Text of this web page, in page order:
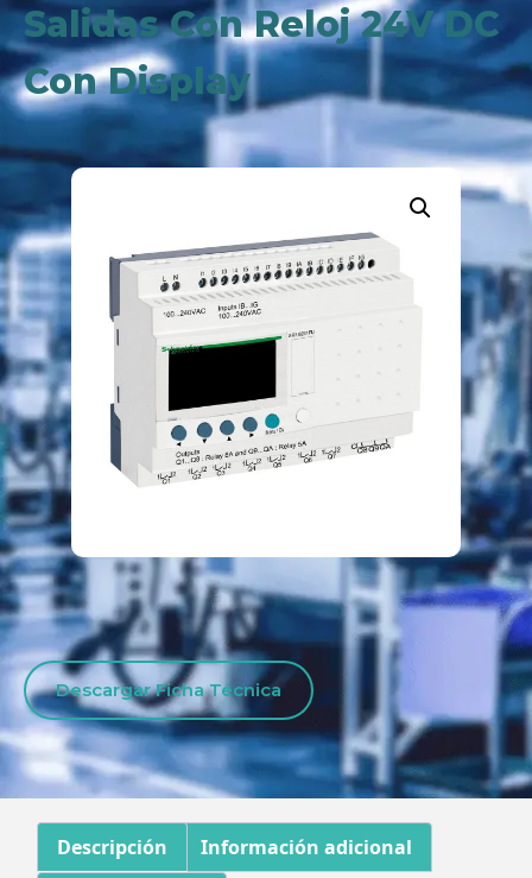
Salidas Con Reloj 24V DC
Con Display
Descargar Ficha Técnica
Descripción Información adicional